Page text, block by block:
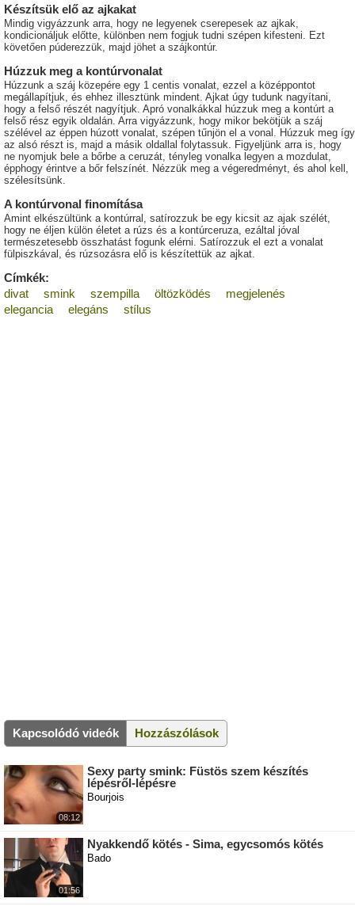
Készítsük elő az ajkakat
Mindig vigyázzunk arra, hogy ne legyenek cserepesek az ajkak,
kondicionáljuk előtte, különben nem fogjuk tudni szépen kifesteni. Ezt
követően púderezzük, majd jöhet a szájkontúr.
Húzzuk meg a kontúrvonalat
Húzzunk a száj közepére egy 1 centis vonalat, ezzel a középpontot
megállapítjuk, és ehhez illesztünk mindent. Ajkat úgy tudunk nagyítani,
hogy a felső részét nagyítjuk. Apró vonalkákkal húzzuk meg a kontúrt a
felső rész egyik oldalán. Arra vigyázzunk, hogy mikor bekötjük a száj
szélével az éppen húzott vonalat, szépen tűnjön el a vonal. Húzzuk meg így
az alsó részt is, majd a másik oldallal folytassuk. Figyeljünk arra is, hogy
ne nyomjuk bele a bőrbe a ceruzát, tényleg vonalka legyen a mozdulat,
épphogy érintve a bőr felszínét. Nézzük meg a végeredményt, és ahol kell,
szélesítsünk.
A kontúrvonal finomítása
Amint elkészültünk a kontúrral, satírozzuk be egy kicsit az ajak szélét,
hogy ne éljen külön életet a rúzs és a kontúrceruza, ezáltal jóval
természetesebb összhatást fogunk elérni. Satírozzuk el ezt a vonalat
fülpiszkával, és rúzsozásra elő is készítettük az ajkat.
Címkék:
divat
smink szempilla öltözködés
megjelenés
elegancia
elegáns stílus
Kapcsolódó videók Hozzászólások
08:12
Sexy party smink: Füstös szem készítés
lépésről-lépésre
Bourjois
01:56
Nyakkendő kötés - Sima, egycsomós kötés
Bado